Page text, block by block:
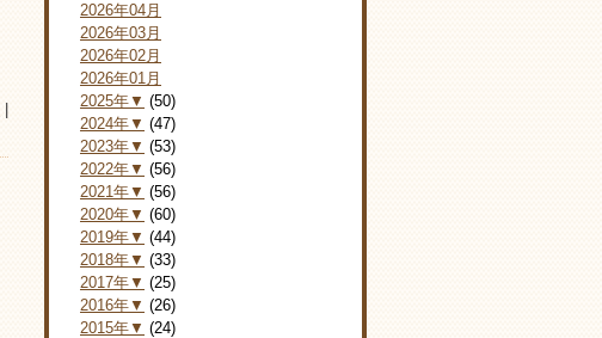
2026年04月
2026年03月
2026年02月
2026年01月
2025年▼ (50)
2024年▼ (47)
2023年▼ (53)
2022年▼ (56)
2021年▼ (56)
2020年▼ (60)
2019年▼ (44)
2018年▼ (33)
2017年▼ (25)
2016年▼ (26)
2015年▼ (24)